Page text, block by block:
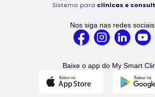
Nos siga nas redes sociais
Baixe o app do My Smart